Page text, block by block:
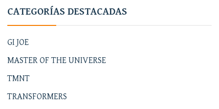
CATEGORÍAS DESTACADAS
GI JOE
MASTER OF THE UNIVERSE
TMNT
TRANSFORMERS